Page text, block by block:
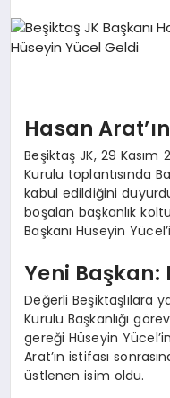
MAGAZIN
YAŞAM
DÜNYA
EĞITIM
Hasan
Beşiktaş JK, 29
Kurulu toplantısında
kabul edildiğini
boşalan başkanlık
Başkanı Hüseyin
Yeni Başkan:
Değerli Beşiktaşlılara
Kurulu Başkanlığı
gereği Hüseyin
Arat’ın istifası
üstlenen isim oldu.